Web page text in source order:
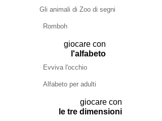
Gli animali di Zoo di segni
Romboh
giocare con
l'alfabeto
Evviva l'occhio
Alfabeto per adulti
giocare con
le tre dimensioni